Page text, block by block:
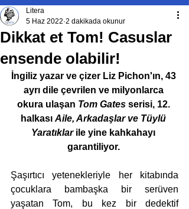
Dikkat et Tom! Casuslar
ensende olabilir!
Litera
5 Haz 2022 2 dakikada okunur
İngiliz yazar ve çizer Liz Pichon'ın, 43
ayrı dile çevrilen ve milyonlarca
okura ulaşan Tom Gates serisi, 12.
halkası Aile, Arkadaşlar ve Tüylü
Yaratıklar ile yine kahkahayı
garantiliyor.
Şaşırtıcı yetenekleriyle her kitabında
çocuklara bambaşka bir serüven
yaşatan Tom, bu kez bir dedektif